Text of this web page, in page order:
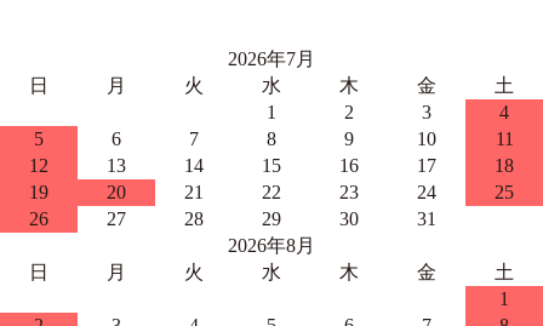
2026年7月
日
月 火 水 木 金
土
1
2 3
4
5
6 7 8 9 10
11
12
13 14 15 16 17
18
19
20 21 22 23 24
25
26
27 28 29 30
31
2026年8月
日
月 火 水 木 金
土
1